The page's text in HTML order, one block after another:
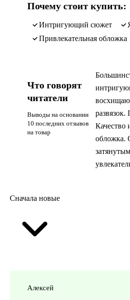
Почему стоит купить:
интригующий сюжет
привлекательная обложка
Что говорят
читатели
Выводы на основании
10 последних отзывов
на товар
Качество
обложка.
Сначала новые
Алексей